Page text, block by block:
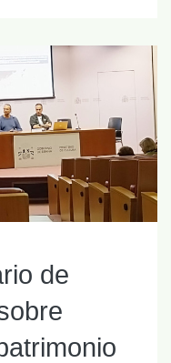
de